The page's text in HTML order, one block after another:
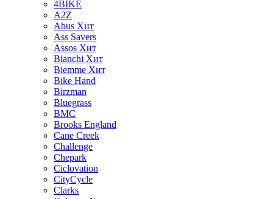
4BIKE
A2Z
Abus Хит
Ass Savers
Assos Хит
Bianchi Хит
Biemme Хит
Bike Hand
Birzman
Bluegrass
BMC
Brooks England
Cane Creek
Challenge
Chepark
Ciclovation
CityCycle
Clarks